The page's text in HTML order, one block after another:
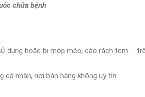
chữa bệnh
dụng hoặc bị móp méo, cào rách tem …
cá nhân, nơi bán hàng không uy tín